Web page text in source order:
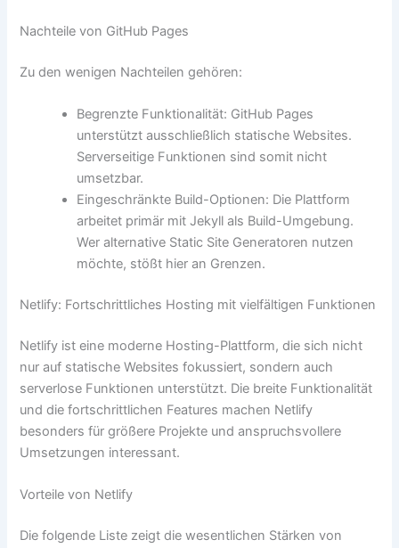
Nachteile von GitHub Pages
Zu den wenigen Nachteilen gehören:
Begrenzte Funktionalität: GitHub Pages
unterstützt ausschließlich statische Websites.
Serverseitige Funktionen sind somit nicht
umsetzbar.
Eingeschränkte Build-Optionen: Die Plattform
arbeitet primär mit Jekyll als Build-Umgebung.
Wer alternative Static Site Generatoren nutzen
möchte, stößt hier an Grenzen.
Netlify: Fortschrittliches Hosting mit vielfältigen Funktionen
Netlify ist eine moderne Hosting-Plattform, die sich nicht
nur auf statische Websites fokussiert, sondern auch
serverlose Funktionen unterstützt. Die breite Funktionalität
und die fortschrittlichen Features machen Netlify
besonders für größere Projekte und anspruchsvollere
Umsetzungen interessant.
Vorteile von Netlify
Die folgende Liste zeigt die wesentlichen Stärken von